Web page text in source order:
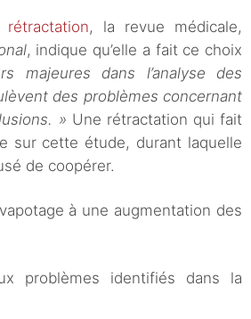
, la revue médicale,
, indique qu’elle a fait ce choix
majeures dans l’analyse des
des problèmes concernant
» Une rétractation qui fait
sur cette étude, durant laquelle
de coopérer.
à une augmentation des
problèmes identifiés dans la